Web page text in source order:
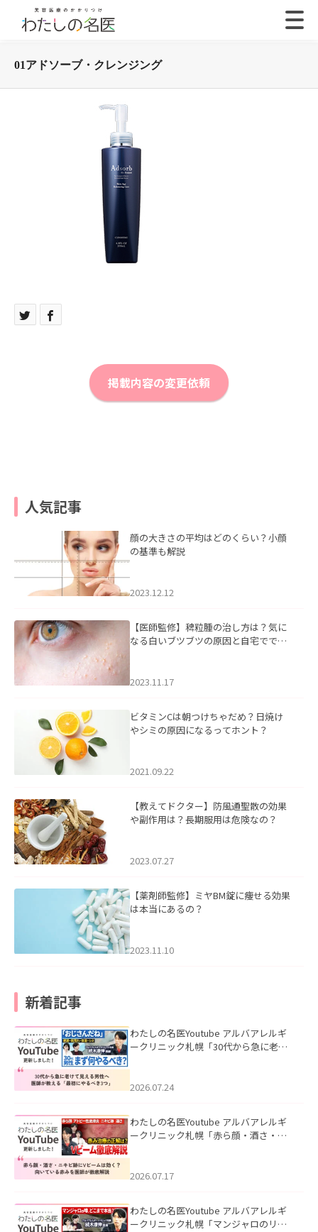
01アドソーブ・クレンジング
掲載内容の変更依頼
人気記事
顔の大きさの平均はどのくらい？小顔
の基準も解説
2023.12.12
【医師監修】稗粒腫の治し方は？気に
なる白いブツブツの原因と自宅ででき
2023.11.17
ビタミンCは朝つけちゃだめ？日焼け
やシミの原因になるってホント？
2021.09.22
【教えてドクター】防風通聖散の効果
や副作用は？長期服用は危険なの？
2023.07.27
【薬剤師監修】ミヤBM錠に痩せる効果
は本当にあるの？
2023.11.10
新着記事
わたしの名医Youtube アルバアレルギ
ークリニック札幌「30代から急に老け
た。
2026.07.24
わたしの名医Youtube アルバアレルギ
ークリニック札幌「赤ら顔・酒さ・ニ
した。
2026.07.17
わたしの名医Youtube アルバアレルギ
ークリニック札幌「マンジャロのリア